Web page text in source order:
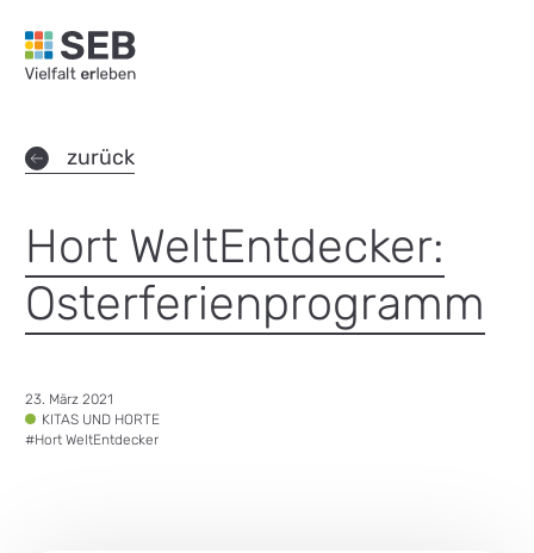
SEB Leipzig, Vielfalt erleben - zur Startseite
zurück
Hort WeltEntdecker:
Osterferienprogramm
Datum:
23. März 2021
Tags:KITAS UND HORTE
#Hort WeltEntdecker